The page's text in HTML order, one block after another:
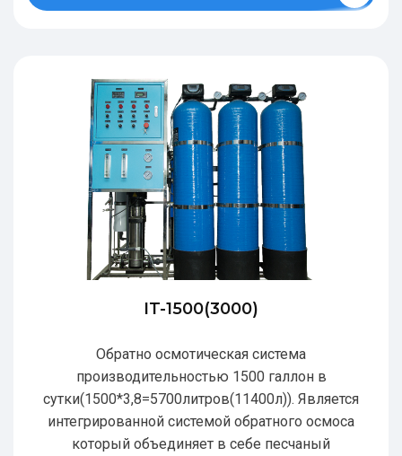
IT-1500(3000)
Обратно осмотическая система
производительностью 1500 галлон в
сутки(1500*3,8=5700литров(11400л)). Является
интегрированной системой обратного осмоса
который объединяет в себе песчаный